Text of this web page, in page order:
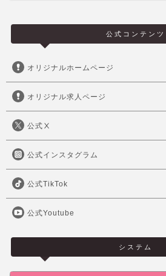
公式コンテンツ
オリジナルホームページ
オリジナル求人ページ
公式Ⅹ
公式インスタグラム
公式TikTok
公式Youtube
システム